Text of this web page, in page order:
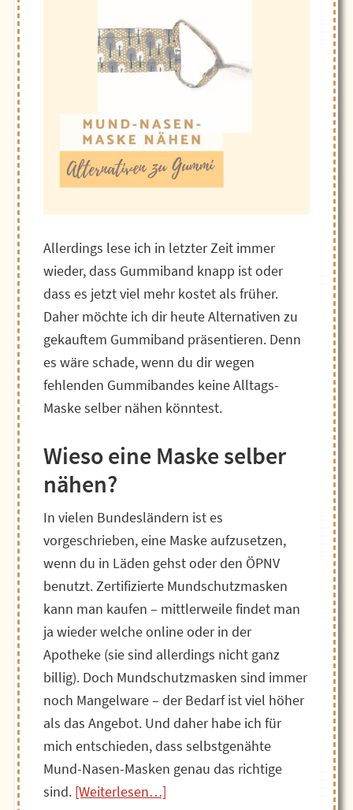
Allerdings lese ich in letzter Zeit immer
wieder, dass Gummiband knapp ist oder
dass es jetzt viel mehr kostet als früher.
Daher möchte ich dir heute Alternativen zu
gekauftem Gummiband präsentieren. Denn
es wäre schade, wenn du dir wegen
fehlenden Gummibandes keine Alltags-
Maske selber nähen könntest.
Wieso eine Maske selber
nähen?
In vielen Bundesländern ist es
vorgeschrieben, eine Maske aufzusetzen,
wenn du in Läden gehst oder den ÖPNV
benutzt. Zertifizierte Mundschutzmasken
kann man kaufen – mittlerweile findet man
ja wieder welche online oder in der
Apotheke (sie sind allerdings nicht ganz
billig). Doch Mundschutzmasken sind immer
noch Mangelware – der Bedarf ist viel höher
als das Angebot. Und daher habe ich für
mich entschieden, dass selbstgenähte
Mund-Nasen-Masken genau das richtige
sind. [Weiterlesen…]ÜberMundmaske